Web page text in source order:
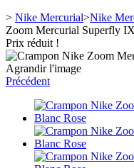
> Nike Mercurial>Nike
Zoom Mercurial Superfly
Prix réduit !
Agrandir l'image
Précédent